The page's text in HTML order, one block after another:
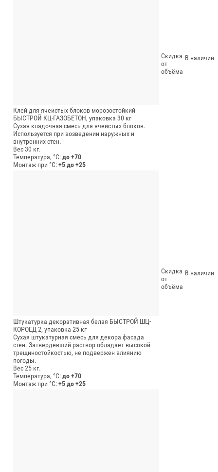
Клей для ячеистых блоков морозостойкий
БЫСТРОЙ КЦ-ГАЗОБЕТОН, упаковка 30 кг
Сухая кладочная смесь для ячеистых блоков.
Используется при возведении наружных и
внутренних стен.
Вес 30 кг.
Температура, °C:до +70
Монтаж при °C:+5 до +25
Скидка
от
объёма
В наличии
Штукатурка декоративная белая БЫСТРОЙ ШЦ-
КОРОЕД 2, упаковка 25 кг
Сухая штукатурная смесь для декора фасада
стен. Затвердевший раствор обладает высокой
трещиностойкостью, не подвержен влиянию
погоды.
Вес 25 кг.
Температура, °C:до +70
Монтаж при °C:+5 до +25
Скидка
от
объёма
В наличии